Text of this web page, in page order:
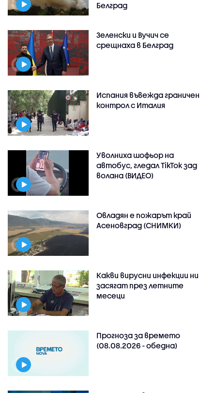
Белград
Зеленски и Вучич се
срещнаха в Белград
Испания въвежда граничен
контрол с Италия
Уволниха шофьор на
автобус, гледал TikTok зад
волана (ВИДЕО)
Овладян е пожарът край
Асеновград (СНИМКИ)
Какви вирусни инфекции ни
засягат през летните
месеци
Прогноза за времето
(08.08.2026 - обедна)